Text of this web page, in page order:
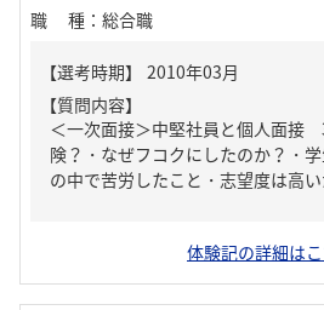
職種 ： 総合職
【質問内容】
＜一次面接＞中堅社員と個人面接
険？・なぜフコクにしたのか？・
の中で苦労したこと・志望度は高
体験記の詳細は